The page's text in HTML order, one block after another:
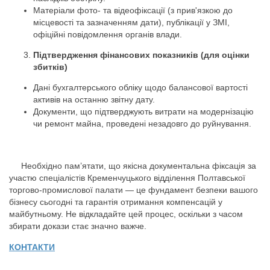
Матеріали фото- та відеофіксації (з прив'язкою до
місцевості та зазначенням дати), публікації у ЗМІ,
офіційні повідомлення органів влади.
Підтвердження фінансових показників (для оцінки
збитків)
Дані бухгалтерського обліку щодо балансової вартості
активів на останню звітну дату.
Документи, що підтверджують витрати на модернізацію
чи ремонт майна, проведені незадовго до руйнування.
Необхідно пам’ятати, що якісна документальна фіксація за
участю спеціалістів Кременчуцького відділення Полтавської
торгово-промислової палати — це фундамент безпеки вашого
бізнесу сьогодні та гарантія отримання компенсацій у
майбутньому. Не відкладайте цей процес, оскільки з часом
збирати докази стає значно важче.
КОНТАКТИ